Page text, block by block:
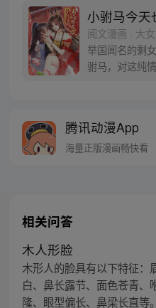
小驸马今天
阅文漫画 · 大
举国闻名的剩
驸马，对这纯
手，却觉得身
小驸马，真是了
腾讯动漫App
海量正版漫画畅快看
相关问答
木人形脸
木形人的脸具有以下特征：
白、鼻长露节、面色苍青、
隆、眼型偏长、鼻梁长直等